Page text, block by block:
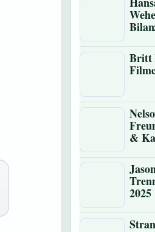
Britt
&
2025